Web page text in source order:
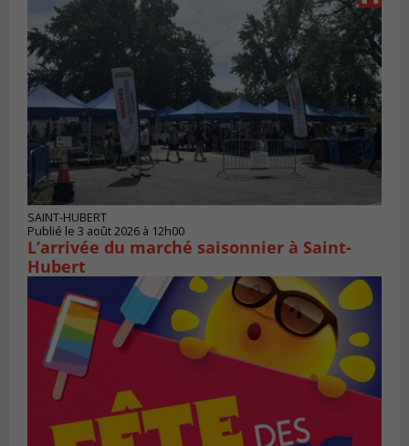
SAINT-HUBERT
Publié le 3 août 2026 à 12h00
L’arrivée du marché saisonnier à Saint-
Hubert